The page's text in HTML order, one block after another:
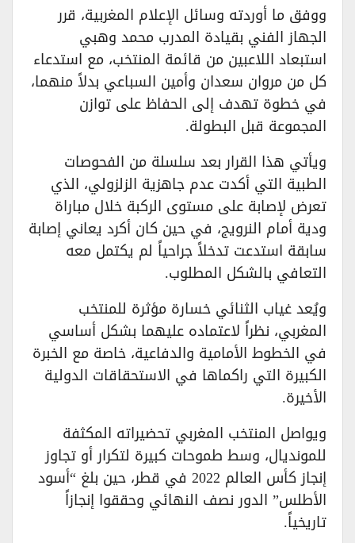
ووفق ما أوردته وسائل الإعلام المغربية، قرر
الجهاز الفني بقيادة المدرب محمد وهبي
استبعاد اللاعبين من قائمة المنتخب، مع استدعاء
كل من مروان سعدان وأمين السباعي بدلاً منهما،
في خطوة تهدف إلى الحفاظ على توازن
المجموعة قبل البطولة.
ويأتي هذا القرار بعد سلسلة من الفحوصات
الطبية التي أكدت عدم جاهزية الزلزولي، الذي
تعرض لإصابة على مستوى الركبة خلال مباراة
ودية أمام النرويج، في حين كان أكرد يعاني إصابة
سابقة استدعت تدخلاً جراحياً لم يكتمل معه
التعافي بالشكل المطلوب.
ويُعد غياب الثنائي خسارة مؤثرة للمنتخب
المغربي، نظراً لاعتماده عليهما بشكل أساسي
في الخطوط الأمامية والدفاعية، خاصة مع الخبرة
الكبيرة التي راكماها في الاستحقاقات الدولية
الأخيرة.
ويواصل المنتخب المغربي تحضيراته المكثفة
للمونديال، وسط طموحات كبيرة لتكرار أو تجاوز
إنجاز كأس العالم 2022 في قطر، حين بلغ “أسود
الأطلس” الدور نصف النهائي وحققوا إنجازاً
تاريخياً.